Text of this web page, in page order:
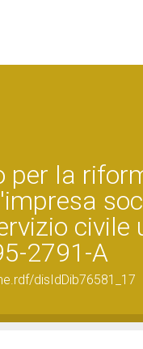
per la
civile
2791-A
disIdDib76581_17